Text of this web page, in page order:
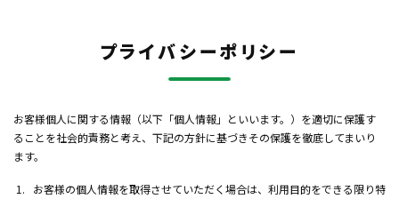
プライバシーポリシー
お客様個人に関する情報（以下「個人情報」といいます。）を適切に保護す
ることを社会的責務と考え、下記の方針に基づきその保護を徹底してまいり
ます。
お客様の個人情報を取得させていただく場合は、利用目的をできる限り特